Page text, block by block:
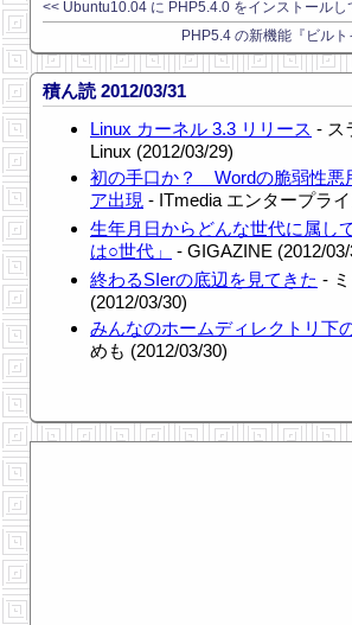
<< Ubuntu10.04 に PHP5.4.0 をインストールし
PHP5.4 の新機能『ビル
積ん読 2012/03/31
Linux カーネル 3.3 リリース - ス
Linux (2012/03/29)
初の手口か？ Wordの脆弱性悪
ア出現 - ITmedia エンタープラ
生年月日からどんな世代に属し
は○世代」
- GIGAZINE (2012/03/
終わるSIerの底辺を見てきた -
(2012/03/30)
みんなのホームディレクトリ下
めも (2012/03/30)